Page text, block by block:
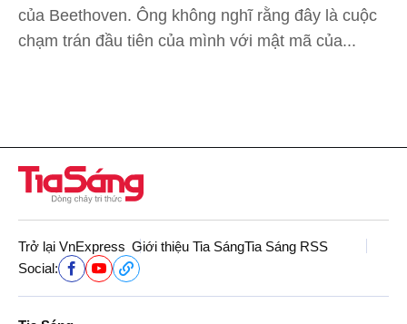
của Beethoven. Ông không nghĩ rằng đây là cuộc
chạm trán đầu tiên của mình với mật mã của...
Trở lại VnExpress Giới thiệu Tia SángTia Sáng RSS
Social: